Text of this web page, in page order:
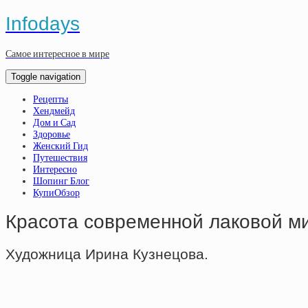
Infodays
Самое интересное в мире
Toggle navigation
Рецепты
Хендмейд
Дом и Сад
Здоровье
Женский Гид
Путешествия
Интересно
Шопинг Блог
КупиОбзор
Красота современной лаковой
Художница Ирина Кузнецова.